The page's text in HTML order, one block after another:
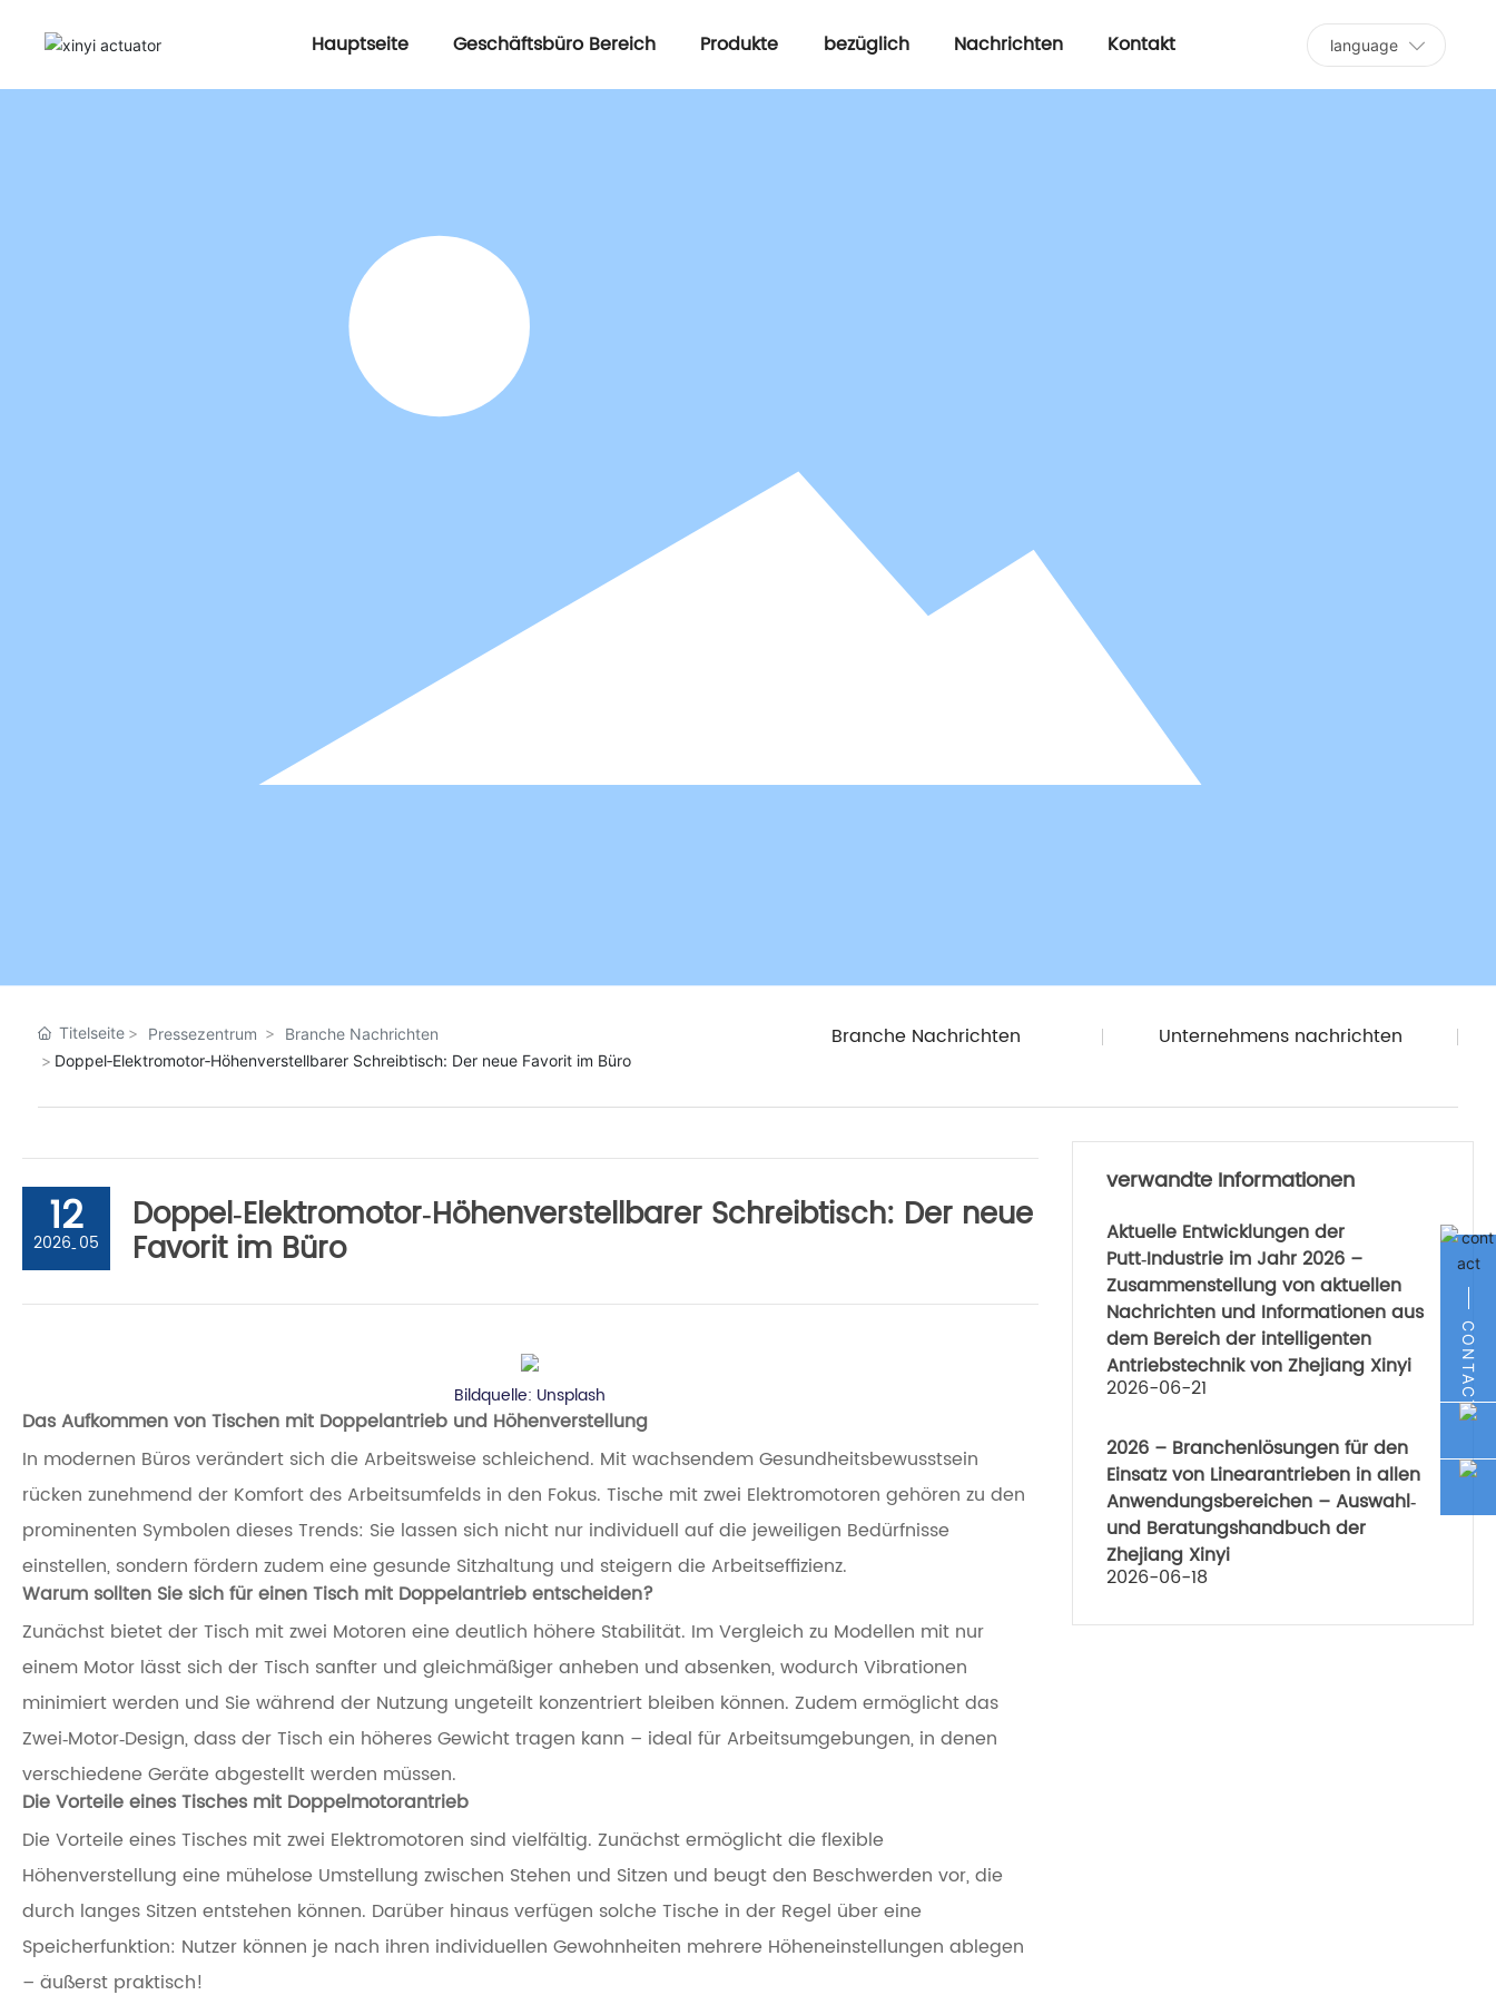
Hauptseite Geschäftsbüro Bereich Produkte bezüglich Nachrichten Kontakt language
Titelseite Pressezentrum
Branche Nachrichten
Doppel‑Elektromotor‑Höhenverstellbarer Schreibtisch: Der neue Favorit im Büro
Branche Nachrichten Unternehmens nachrichten
12
2026- 05
Doppel‑Elektromotor‑Höhenverstellbarer Schreibtisch: Der neue
Favorit im Büro
Bildquelle: Unsplash
Das Aufkommen von Tischen mit Doppelantrieb und Höhenverstellung
In modernen Büros verändert sich die Arbeitsweise schleichend. Mit wachsendem Gesundheitsbewusstsein
rücken zunehmend der Komfort des Arbeitsumfelds in den Fokus. Tische mit zwei Elektromotoren gehören zu den
prominenten Symbolen dieses Trends: Sie lassen sich nicht nur individuell auf die jeweiligen Bedürfnisse
einstellen, sondern fördern zudem eine gesunde Sitzhaltung und steigern die Arbeitseffizienz.
Warum sollten Sie sich für einen Tisch mit Doppelantrieb entscheiden?
Zunächst bietet der Tisch mit zwei Motoren eine deutlich höhere Stabilität. Im Vergleich zu Modellen mit nur
einem Motor lässt sich der Tisch sanfter und gleichmäßiger anheben und absenken, wodurch Vibrationen
minimiert werden und Sie während der Nutzung ungeteilt konzentriert bleiben können. Zudem ermöglicht das
Zwei‑Motor‑Design, dass der Tisch ein höheres Gewicht tragen kann – ideal für Arbeitsumgebungen, in denen
verschiedene Geräte abgestellt werden müssen.
Die Vorteile eines Tisches mit Doppelmotorantrieb
Die Vorteile eines Tisches mit zwei Elektromotoren sind vielfältig. Zunächst ermöglicht die flexible
Höhenverstellung eine mühelose Umstellung zwischen Stehen und Sitzen und beugt den Beschwerden vor, die
durch langes Sitzen entstehen können. Darüber hinaus verfügen solche Tische in der Regel über eine
Speicherfunktion: Nutzer können je nach ihren individuellen Gewohnheiten mehrere Höheneinstellungen ablegen
– äußerst praktisch!
verwandte Informationen
Aktuelle Entwicklungen der
Putt‑Industrie im Jahr 2026 –
Zusammenstellung von aktuellen
Nachrichten und Informationen aus
dem Bereich der intelligenten
Antriebstechnik von Zhejiang Xinyi
2026-06-21
2026 – Branchenlösungen für den
Einsatz von Linearantrieben in allen
Anwendungsbereichen – Auswahl‑
und Beratungshandbuch der
Zhejiang Xinyi
2026-06-18
CONTACT